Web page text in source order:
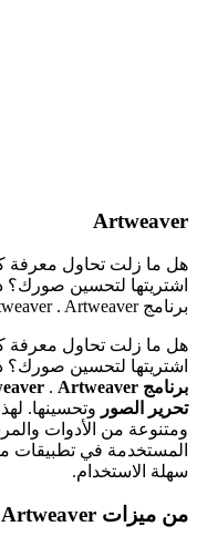
Artweaver
هل ما زلت تحاول معرفة
اشتريتها لتحسين صورك؟
برنامج Artweaver . Artweaver هو تطبيق خفيف الوز...
هل ما زلت تحاول معرفة
اشتريتها لتحسين صورك؟
برنامج Artweaver
. Artweaver
تحرير الصور وتحسينها.
ومتنوعة من الأدوات
سهلة الاستخدام.
من ميزات Artweaver